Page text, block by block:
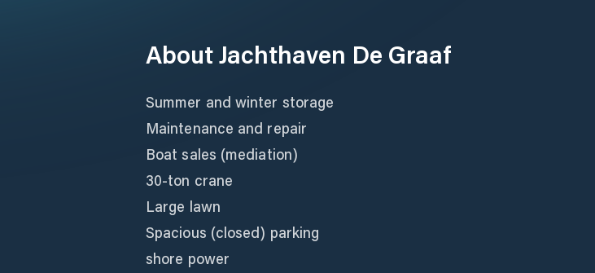
AboutJachthaven De Graaf
Summer and winter storage
Maintenance and repair
Boat sales (mediation)
30-ton crane
Large lawn
Spacious (closed) parking
shore power